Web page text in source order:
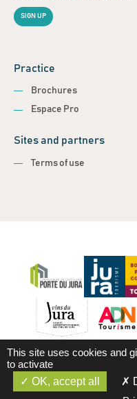
SIGN UP
Practice
Brochures
Espace Pro
Sites and partners
Terms of use
Terms of use
This site uses cookies and
to activate
OK, accept all